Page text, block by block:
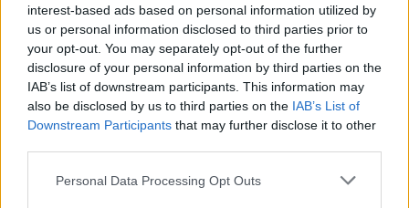
interest-based ads based on personal information utilized by
us or personal information disclosed to third parties prior to
your opt-out. You may separately opt-out of the further
disclosure of your personal information by third parties on the
IAB’s list of downstream participants. This information may
also be disclosed by us to third parties on the IAB’s List of
Downstream Participants that may further disclose it to other
Personal Data Processing Opt Outs